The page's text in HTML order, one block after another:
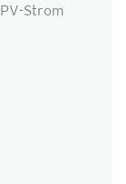
Strom